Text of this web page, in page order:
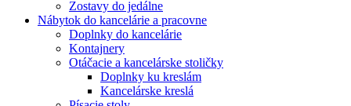
Zostavy do jedálne
Nábytok do kancelárie a pracovne
Doplnky do kancelárie
Kontajnery
Otáčacie a kancelárske stoličky
Doplnky ku kreslám
Kancelárske kreslá